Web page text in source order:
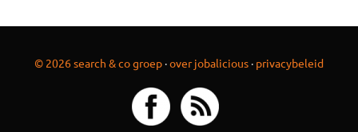
© 2026 search & co groep ·over jobalicious · privacybeleid